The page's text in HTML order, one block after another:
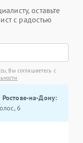
оставьте
с радостью
Вы соглашаетесь с
Ростове-на-Дону:
6